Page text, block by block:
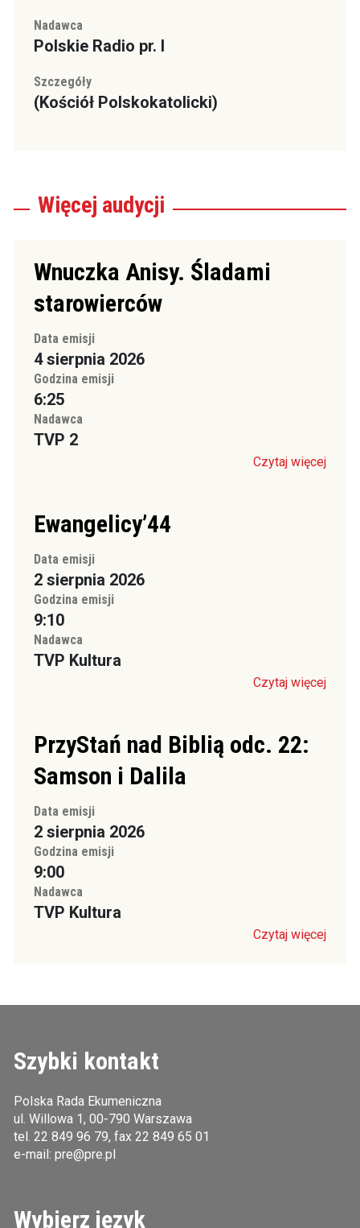
Nadawca
Polskie Radio pr. I
Szczegóły
(Kościół Polskokatolicki)
Więcej audycji
Wnuczka Anisy. Śladami
starowierców
Data emisji
4 sierpnia 2026
Godzina emisji
6:25
Nadawca
TVP 2
Czytaj więcej
Ewangelicy’44
Data emisji
2 sierpnia 2026
Godzina emisji
9:10
Nadawca
TVP Kultura
Czytaj więcej
PrzyStań nad Biblią odc. 22:
Samson i Dalila
Data emisji
2 sierpnia 2026
Godzina emisji
9:00
Nadawca
TVP Kultura
Czytaj więcej
Szybki kontakt
Polska Rada Ekumeniczna
ul. Willowa 1, 00-790 Warszawa
tel. 22 849 96 79, fax 22 849 65 01
e-mail: pre@pre.pl
Wybierz język